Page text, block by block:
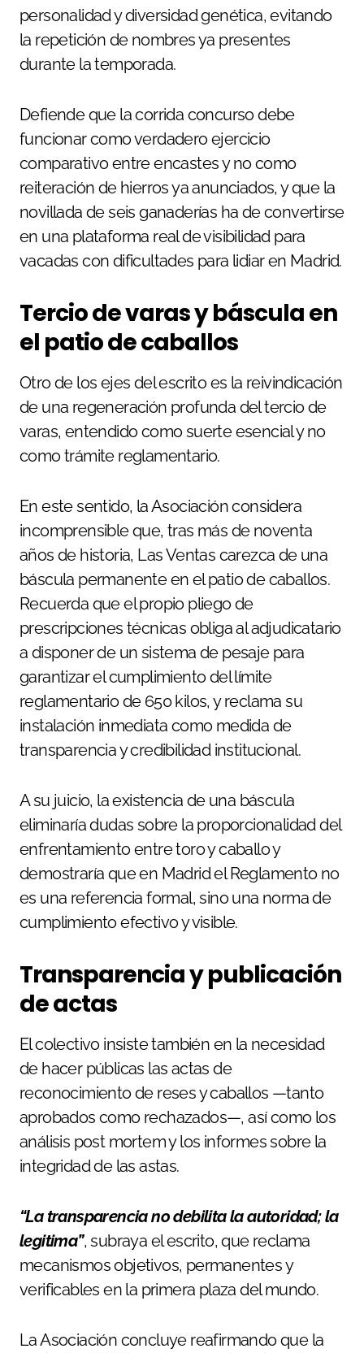
personalidad y diversidad genética, evitando
la repetición de nombres ya presentes
durante la temporada.
Defiende que la corrida concurso debe
funcionar como verdadero ejercicio
comparativo entre encastes y no como
reiteración de hierros ya anunciados, y que la
novillada de seis ganaderías ha de convertirse
en una plataforma real de visibilidad para
vacadas con dificultades para lidiar en Madrid.
Tercio de varas y báscula en
el patio de caballos
Otro de los ejes del escrito es la reivindicación
de una regeneración profunda del tercio de
varas, entendido como suerte esencial y no
como trámite reglamentario.
En este sentido, la Asociación considera
incomprensible que, tras más de noventa
años de historia, Las Ventas carezca de una
báscula permanente en el patio de caballos.
Recuerda que el propio pliego de
prescripciones técnicas obliga al adjudicatario
a disponer de un sistema de pesaje para
garantizar el cumplimiento del límite
reglamentario de 650 kilos, y reclama su
instalación inmediata como medida de
transparencia y credibilidad institucional.
A su juicio, la existencia de una báscula
eliminaría dudas sobre la proporcionalidad del
enfrentamiento entre toro y caballo y
demostraría que en Madrid el Reglamento no
es una referencia formal, sino una norma de
cumplimiento efectivo y visible.
Transparencia y publicación
de actas
El colectivo insiste también en la necesidad
de hacer públicas las actas de
reconocimiento de reses y caballos —tanto
aprobados como rechazados—, así como los
análisis post mortem y los informes sobre la
integridad de las astas.
“La transparencia no debilita la autoridad; la
legitima”, subraya el escrito, que reclama
mecanismos objetivos, permanentes y
verificables en la primera plaza del mundo.
La Asociación concluye reafirmando que la